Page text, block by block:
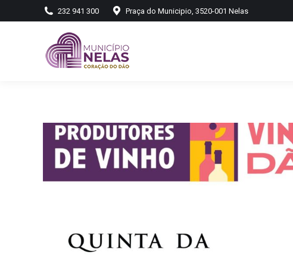
232 941 300 Praça do Municipio, 3520-001 Nelas